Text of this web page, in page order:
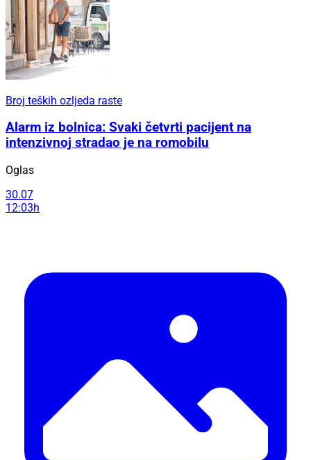
Broj teških ozljeda raste
Alarm iz bolnica: Svaki četvrti pacijent na
intenzivnoj stradao je na romobilu
Oglas
30.07
12:03h